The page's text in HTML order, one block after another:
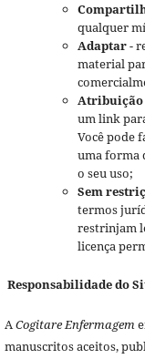
qualquer
Adaptar-
material
Atribuição
um link
Você pode
uma forma
o seu uso;
Sem
termos
restrinjam
licença
Responsabilidade do
ACogitare Enfermagem
manuscritos aceitos,